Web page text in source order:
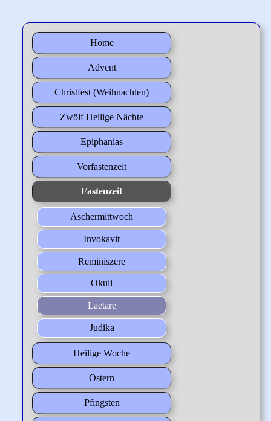
Home
Advent
Christfest (Weihnachten)
Zwölf Heilige Nächte
Epiphanias
Vorfastenzeit
Fastenzeit
Aschermittwoch
Invokavit
Reminiszere
Okuli
Laetare
Judika
Heilige Woche
Ostern
Pfingsten